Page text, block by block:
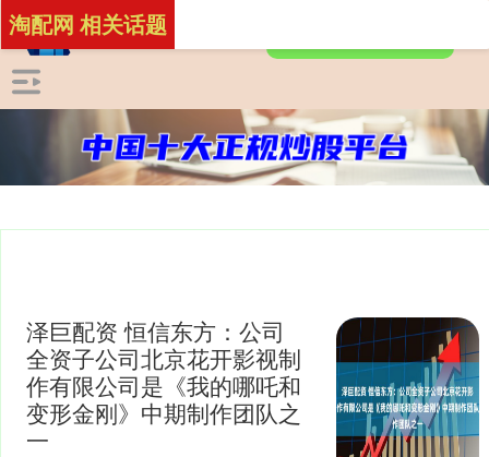
淘配网 相关话题
泽巨配资 恒信东方：公司
全资子公司北京花开影视制
作有限公司是《我的哪吒和
变形金刚》中期制作团队之
一